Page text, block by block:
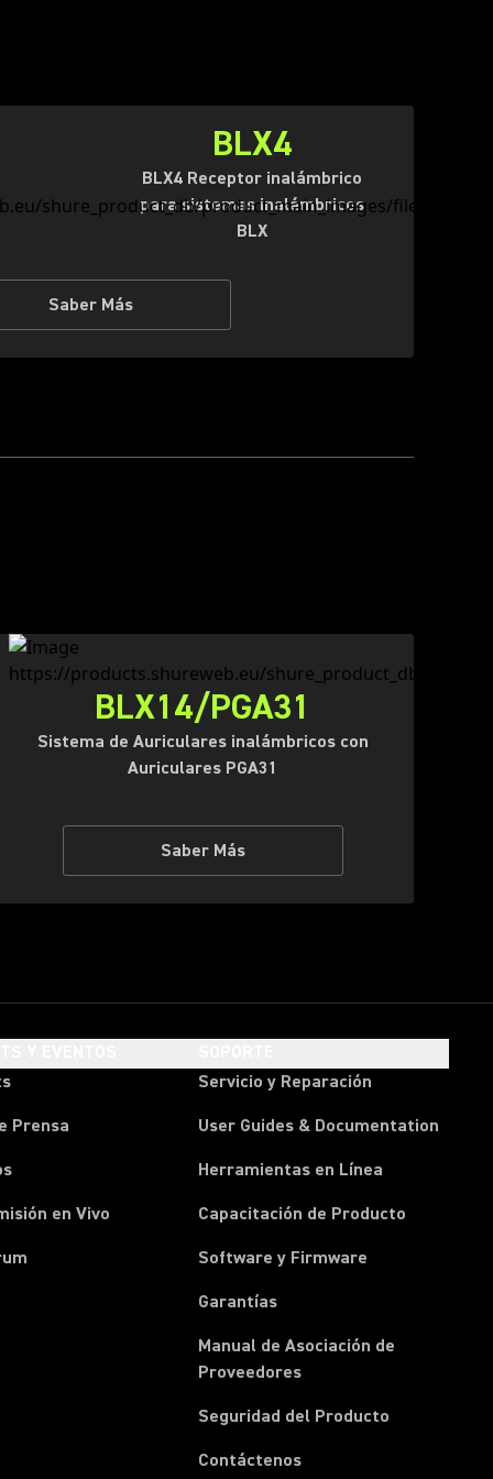
BLX4
BLX4 Receptor inalámbrico
para sistemas inalámbricos
BLX
Saber Más
BLX14/PGA31
Sistema de Auriculares inalámbricos con
Auriculares PGA31
Saber Más
Prensa
en Vivo
Servicio y Reparación
User Guides & Documentation
Herramientas en Línea
Capacitación de Producto
Software y Firmware
Garantías
Manual de Asociación de
Proveedores(Opens in a new tab)
Seguridad del Producto
Contáctenos(Opens in a new tab)